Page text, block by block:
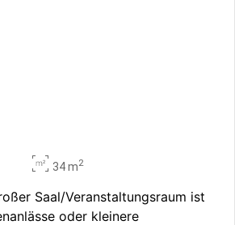
34 m2
Saal/Veranstaltungsraum ist
oder kleinere